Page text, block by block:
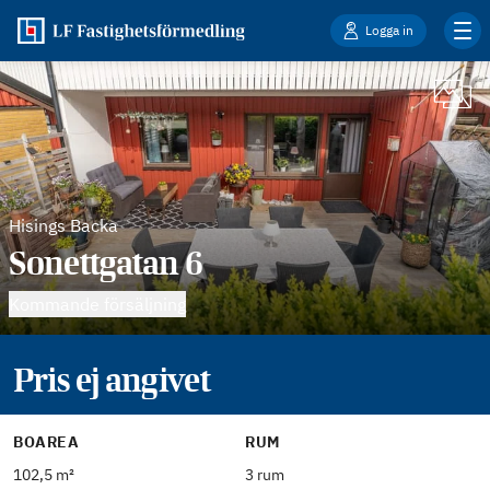
Logga in
Hisings Backa
Sonettgatan 6
Pris ej angivet
BOAREA
102,5 m²
RUM
3 rum